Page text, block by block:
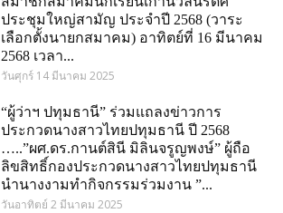
ประชุมใหญ่สามัญ ประจำปี 2568 (วาระ
เลือกตั้งนายกสมาคม) อาทิตย์ที่ 16 มีนาคม
2568 เวลา...
วันศุกร์ 14 มีนาคม 2025
“ผู้ว่าฯ ปทุมธานี” ร่วมแถลงข่าวการ
ประกวดนางสาวไทยปทุมธานี ปี 2568
…..”ผศ.ดร.กานต์สินี มิลินจรูญพงษ์” ผู้ถือ
ลิขสิทธิ์กองประกวดนางสาวไทยปทุมธานี
นำนางงามทำกิจกรรมร่วมงาน ”...
วันอาทิตย์ 2 มีนาคม 2025